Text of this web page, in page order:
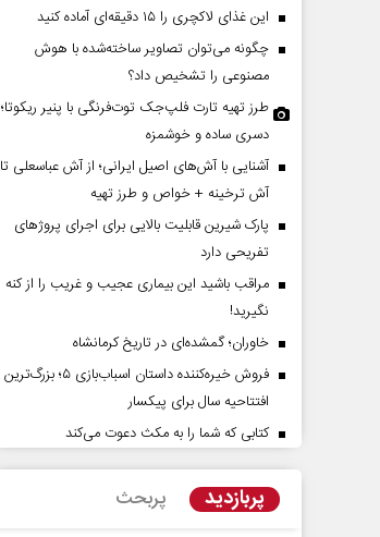
این غذای لاکچری را ۱۵ دقیقه‌ای آماده کنید
چگونه می‌توان تصاویر ساخته‌شده با هوش
مصنوعی را تشخیص داد؟
طرز تهیه تارت فلپ‌جک توت‌فرنگی با پنیر ریکوتا؛
دسری ساده و خوشمزه
آشنایی با آش‌های اصیل ایرانی؛ از آش عباسعلی تا
آش ترخینه + خواص و طرز تهیه
پارک شیرین قابلیت‌ بالایی برای اجرای پروژهای
تفریحی دارد
مراقب باشید این بیماری عجیب و غریب را از کنه
نگیرید!
خاوران؛ گمشده‌ای در تاریخ کرمانشاه
فروش خیره‌کننده داستان اسباب‌بازی ۵؛ بزرگ‌ترین
افتتاحیه سال برای پیکسار
کتابی که شما را به مکث دعوت می‌کند
پربازدید پربحث
تهدیدات کوتاه‏‌مدت و
- تحلیلگر مسائل سیاسی
اربعین
رحمت‌الله نوروزی -
مجلس